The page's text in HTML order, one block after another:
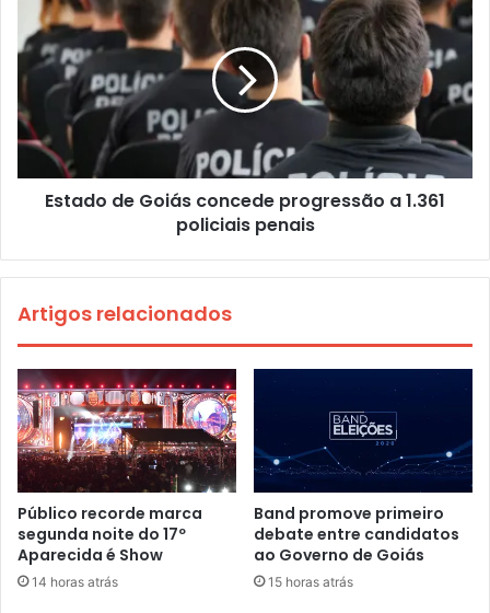
Estado de Goiás concede progressão a 1.361
policiais penais
Artigos relacionados
Público recorde marca
segunda noite do 17º
Aparecida é Show
14 horas atrás
Band promove primeiro
debate entre candidatos
ao Governo de Goiás
15 horas atrás